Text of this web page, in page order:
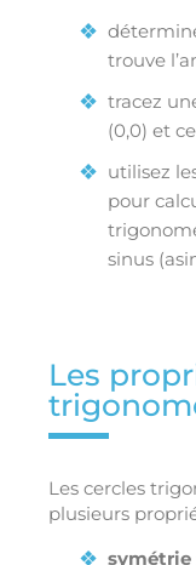
trouve
tracez
(0,0) et
utilisez
pour
sinus
Les
Les cercles
plusieurs
symétrie